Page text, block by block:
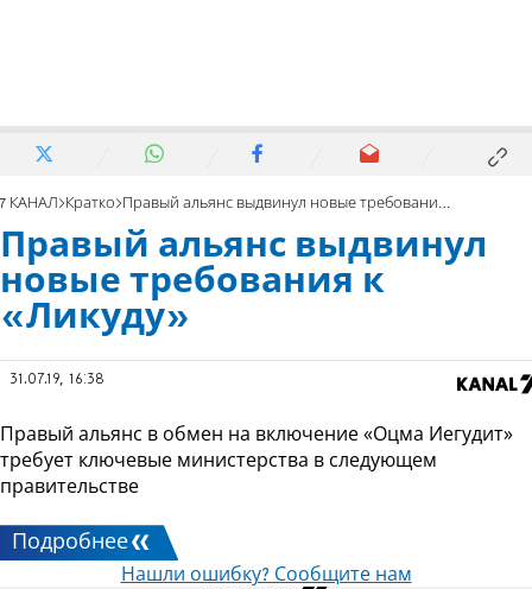
7 КАНАЛ Кратко Правый альянс выдвинул новые требования к «Ликуду»
Правый альянс выдвинул
новые требования к
«Ликуду»
31.07.19, 16:38
Правый альянс в обмен на включение «Оцма Иегудит»
требует ключевые министерства в следующем
правительстве
Подробнее
Нашли ошибку? Сообщите нам